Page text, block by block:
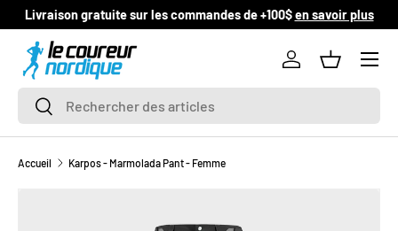
ALLER AU CONTENU
Livraison gratuite sur les commandes de +100$en savoir plus
Recherche
Rechercher
Se connecter
Panier
Accueil Karpos - Marmolada Pant - Femme